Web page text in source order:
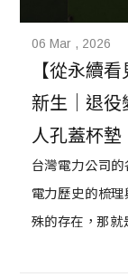
06 Mar , 2026
【從永續
新生｜退役
人孔蓋杯墊
台灣電力公司
電力歷史的梳
殊的存在，那就